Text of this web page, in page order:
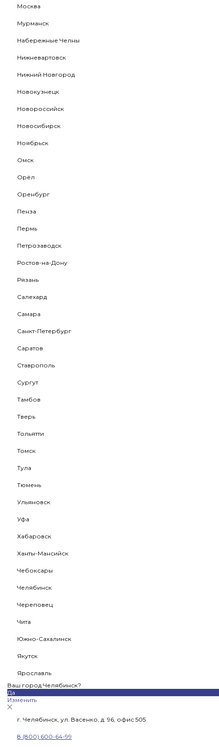
Москва
Мурманск
Набережные Челны
Нижневартовск
Нижний Новгород
Новокузнецк
Новороссийск
Новосибирск
Ноябрьск
Омск
Орёл
Оренбург
Пенза
Пермь
Петрозаводск
Ростов-на-Дону
Рязань
Салехард
Самара
Санкт-Петербург
Саратов
Ставрополь
Сургут
Тамбов
Тверь
Тольятти
Томск
Тула
Тюмень
Ульяновск
Уфа
Хабаровск
Ханты-Мансийск
Чебоксары
Челябинск
Череповец
Чита
Южно-Сахалинск
Якутск
Ярославль
Ваш город Челябинск?
Да
Изменить
г. Челябинск, ул. Васенко, д. 96, офис 505
8 (800) 600-64-99